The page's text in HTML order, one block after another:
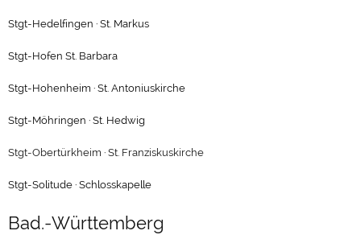
Stgt-Hedelfingen · St. Markus
Stgt-Hofen St. Barbara
Stgt-Hohenheim · St. Antoniuskirche
Stgt-Möhringen · St. Hedwig
Stgt-Obertürkheim · St. Franziskuskirche
Stgt-Solitude · Schlosskapelle
Bad.-Württemberg